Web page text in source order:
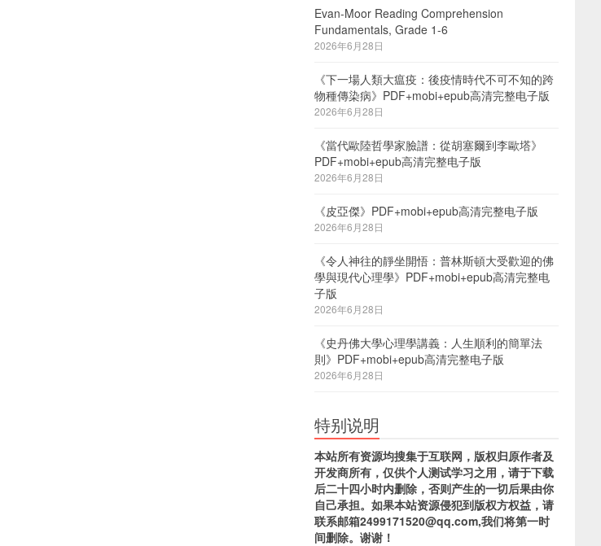
Evan-Moor Reading Comprehension
Fundamentals, Grade 1-6
2026年6月28日
《下一場人類大瘟疫：後疫情時代不可不知的跨
物種傳染病》PDF+mobi+epub高清完整电子版
2026年6月28日
《當代歐陸哲學家臉譜：從胡塞爾到李歐塔》
PDF+mobi+epub高清完整电子版
2026年6月28日
《皮亞傑》PDF+mobi+epub高清完整电子版
2026年6月28日
《令人神往的靜坐開悟：普林斯頓大受歡迎的佛
學與現代心理學》PDF+mobi+epub高清完整电
子版
2026年6月28日
《史丹佛大學心理學講義：人生順利的簡單法
則》PDF+mobi+epub高清完整电子版
2026年6月28日
特别说明
本站所有资源均搜集于互联网，版权归原作者及
开发商所有，仅供个人测试学习之用，请于下载
后二十四小时内删除，否则产生的一切后果由你
自己承担。如果本站资源侵犯到版权方权益，请
联系邮箱2499171520@qq.com,我们将第一时
间删除。谢谢！